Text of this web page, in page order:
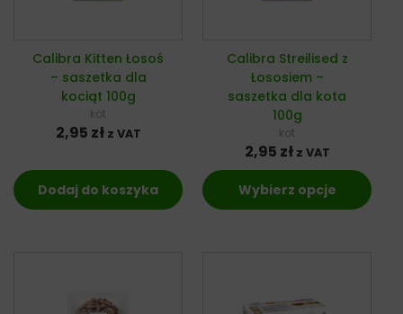
Calibra Kitten Łosoś
– saszetka dla
kociąt 100g
kot
2,95 zł z VAT
Dodaj do koszyka
Calibra Streilised z
Łososiem –
saszetka dla kota
100g
kot
2,95 zł z VAT
Wybierz opcje